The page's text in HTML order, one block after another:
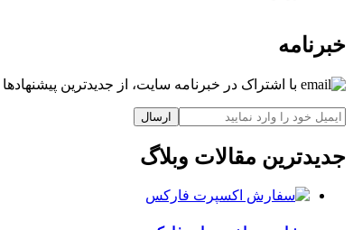
خبرنامه
با اشتراک در خبرنامه سایت، از جدیدترین
ارسال
جدیدترین مقالات وبلاگ